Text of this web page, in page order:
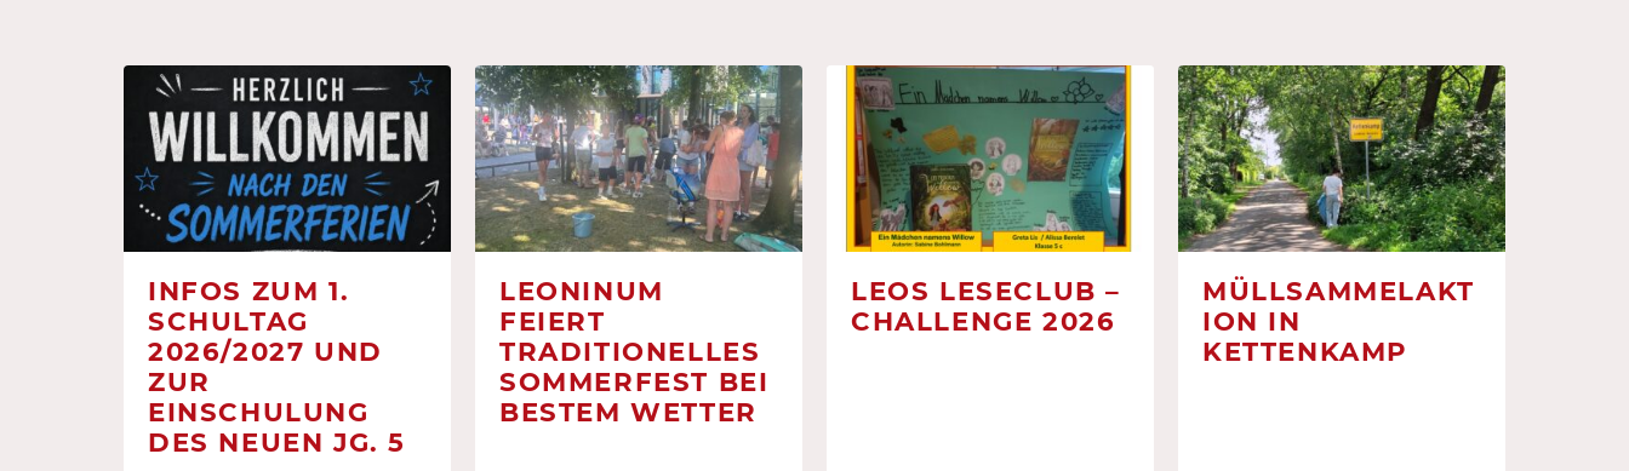
INFOS ZUM 1.
SCHULTAG
2026/2027 UND
ZUR
EINSCHULUNG
DES NEUEN JG. 5
LEONINUM
FEIERT
TRADITIONELLES
SOMMERFEST BEI
BESTEM WETTER
LEOS LESECLUB –
CHALLENGE 2026
MÜLLSAMMELAKT
ION IN
KETTENKAMP